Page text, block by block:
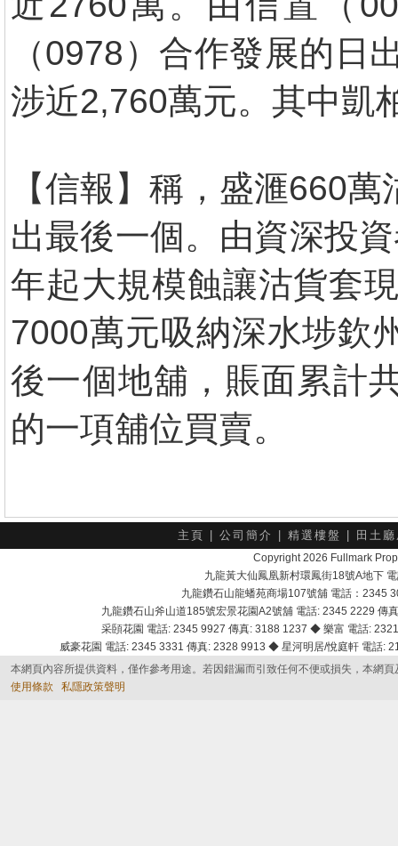
（0978）合作發展的日
涉近2,760萬元。其中凱
【信報】稱，盛滙660
出最後一個。由資深投
年起大規模蝕讓沽貨套
7000萬元吸納深水埗欽
後一個地舖，賬面累計
的一項舖位買賣。
主頁 公司簡介 精選樓盤 田土
Copyright 2026 Fullmark
九龍黃大仙鳳凰新村環鳳街18號A地下
九龍鑽石山龍蟠苑商場107號舖 電話：2345
九龍鑽石山斧山道185號宏景花園A2號舖 電話: 2345 2229
采頣花園 電話: 2345 9927 傳真: 3188 1237 ◆ 樂富 電話:
威豪花園 電話: 2345 3331 傳真: 2328 9913 ◆ 星河明居/悅庭軒 電話
本網頁內容所提供資料，僅作參考用途。若因錯漏而引致任何不便或損失，本網
使用條款
私隱政策聲明